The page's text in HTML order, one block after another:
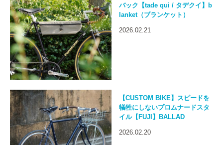
バック【tade qui / タデクイ】b
lanket（ブランケット）
2026.02.21
【CUSTOM BIKE】スピードを
犠牲にしないプロムナードスタ
イル【FUJI】BALLAD
2026.02.20